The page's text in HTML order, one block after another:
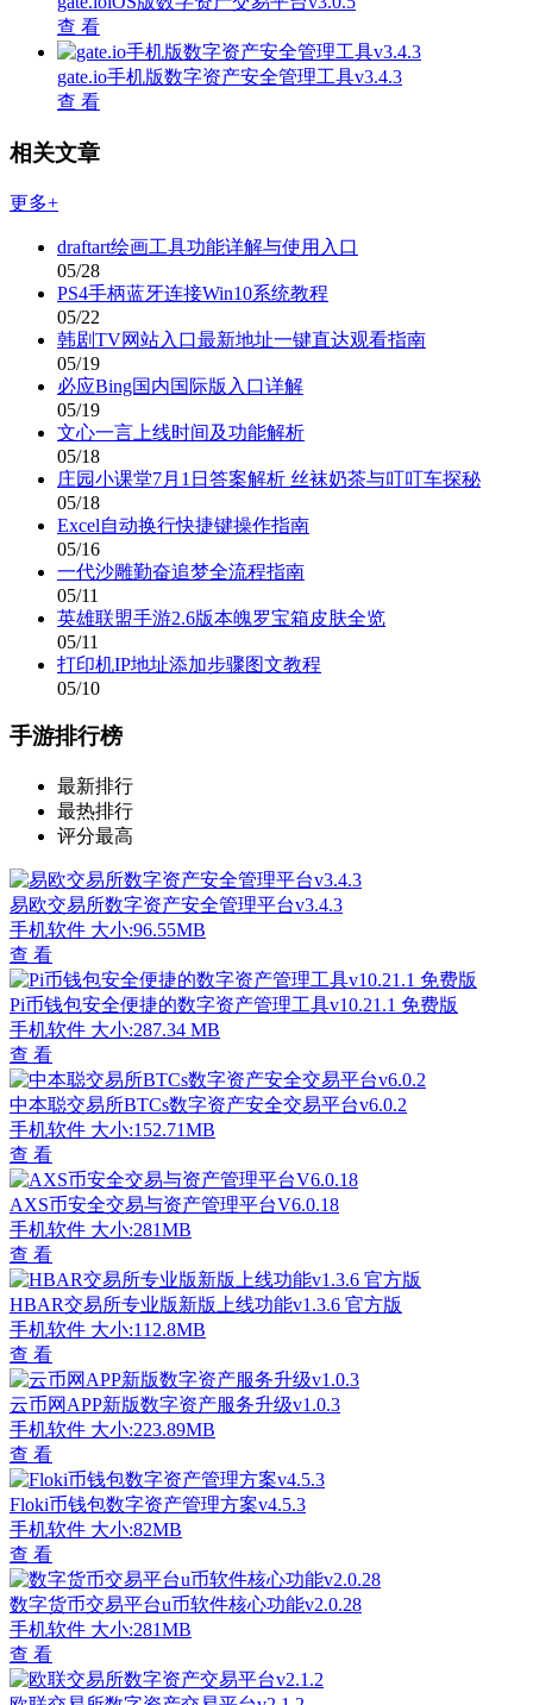
查 看
gate.io手机版数字资产安全管理工具v3.4.3
查 看
相关文章
更多+
draftart绘画工具功能详解与使用入口
05/28
PS4手柄蓝牙连接Win10系统教程
05/22
韩剧TV网站入口最新地址一键直达观看指南
05/19
必应Bing国内国际版入口详解
05/19
文心一言上线时间及功能解析
05/18
庄园小课堂7月1日答案解析 丝袜奶茶与叮叮车探秘
05/18
Excel自动换行快捷键操作指南
05/16
一代沙雕勤奋追梦全流程指南
05/11
英雄联盟手游2.6版本魄罗宝箱皮肤全览
05/11
打印机IP地址添加步骤图文教程
05/10
手游排行榜
最新排行
最热排行
评分最高
易欧交易所数字资产安全管理平台v3.4.3
手机软件 大小:96.55MB
查 看
Pi币钱包安全便捷的数字资产管理工具v10.21.1 免费版
手机软件 大小:287.34 MB
查 看
中本聪交易所BTCs数字资产安全交易平台v6.0.2
手机软件 大小:152.71MB
查 看
AXS币安全交易与资产管理平台V6.0.18
手机软件 大小:281MB
查 看
HBAR交易所专业版新版上线功能v1.3.6 官方版
手机软件 大小:112.8MB
查 看
云币网APP新版数字资产服务升级v1.0.3
手机软件 大小:223.89MB
查 看
Floki币钱包数字资产管理方案v4.5.3
手机软件 大小:82MB
查 看
数字货币交易平台u币软件核心功能v2.0.28
手机软件 大小:281MB
查 看